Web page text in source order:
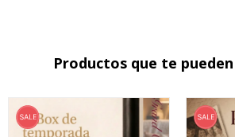
Productos que te